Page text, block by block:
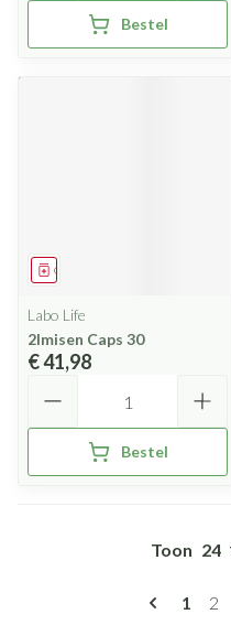
Bestel
Geneesmiddel
Labo Life
2lmisen Caps 30
€ 41,98
Bestel
U
1 2
Toon